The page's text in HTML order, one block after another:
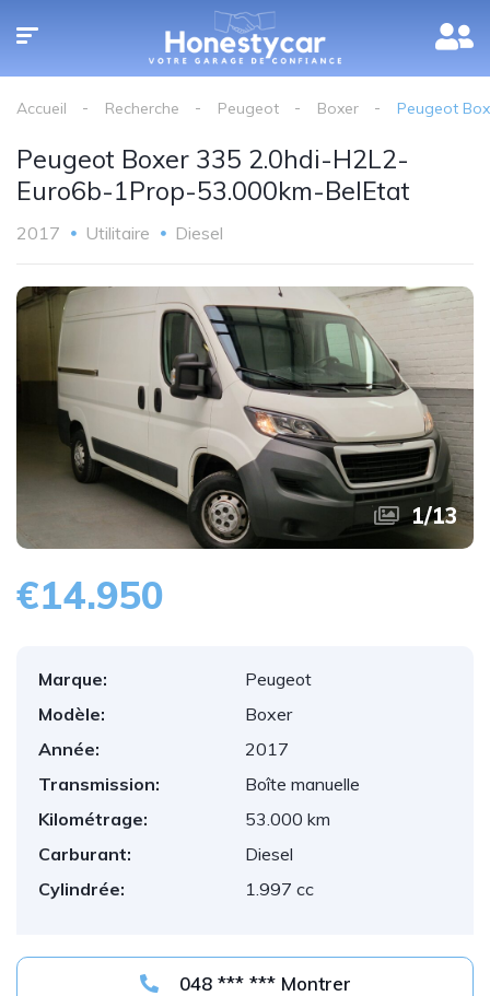
Accueil Recherche Peugeot Boxer Peugeot
Peugeot Boxer 335 2.0hdi-H2L2-
Euro6b-1Prop-53.000km-BelEtat
2017 Utilitaire Diesel
1/13
€14.950
Marque:
Peugeot
Modèle:
Boxer
Année:
2017
Transmission:
Boîte manuelle
Kilométrage:
53.000 km
Carburant:
Diesel
Cylindrée:
1.997 cc
048 *** *** Montrer